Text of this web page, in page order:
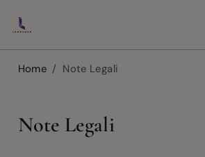
Home / Note Legali
Note Legali